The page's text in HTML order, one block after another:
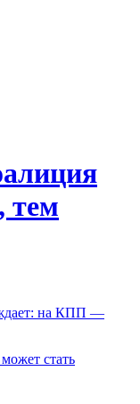
тем
на КПП —
стать